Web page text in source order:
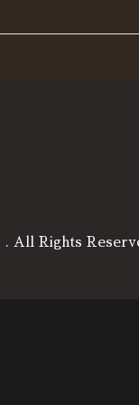
. All Rights